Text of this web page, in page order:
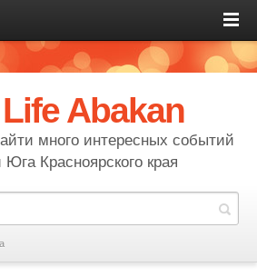
Abakan
много интересных событий
Красноярского края